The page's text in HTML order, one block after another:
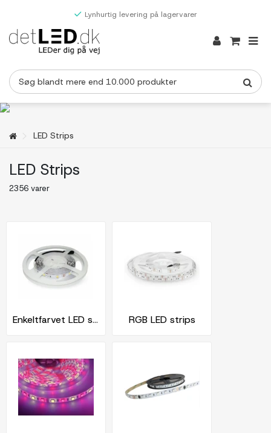
Lynhurtig levering på lagervarer
LED Strips
LED Strips
2356 varer
Enkeltfarvet LED strips RGB LED strips